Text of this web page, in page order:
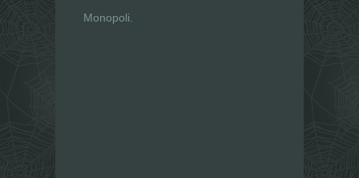
Monopoli.